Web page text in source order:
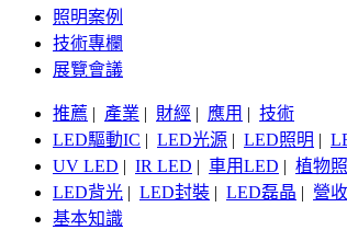
照明案例
技術專欄
展覽會議
推薦 | 產業 | 財經 | 應用 | 技術
LED驅動IC | LED光源 | LED照明 |
UV LED | IR LED | 車用LED | 植物
LED背光 | LED封裝 | LED磊晶 | 營收
基本知識